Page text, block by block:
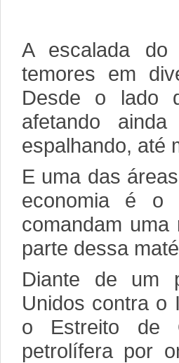
A escalada
temores em
Desde o lado
afetando
espalhando, até
E uma das
economia é o
comandam
parte dessa
Diante de um
Unidos contra o
o Estreito de
petrolífera por